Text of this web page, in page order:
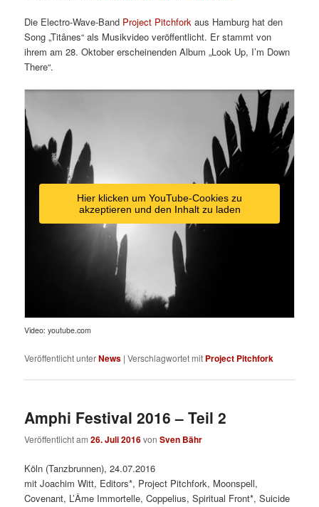
Die Electro-Wave-Band Project Pitchfork aus Hamburg hat den
Song „Titânes“ als Musikvideo veröffentlicht. Er stammt von
ihrem am 28. Oktober erscheinenden Album „Look Up, I’m Down
There“.
Hier klicken um YouTube-Cookies zu
akzeptieren und den Inhalt zu laden
Video: youtube.com
Veröffentlicht unterNews |Verschlagwortet mit Project Pitchfork
Amphi Festival 2016 – Teil 2
Veröffentlicht am26. Juli 2016vonSven Bähr
Köln (Tanzbrunnen), 24.07.2016
mit Joachim Witt, Editors*, Project Pitchfork, Moonspell,
Covenant, L’Âme Immortelle, Coppelius, Spiritual Front*, Suicide